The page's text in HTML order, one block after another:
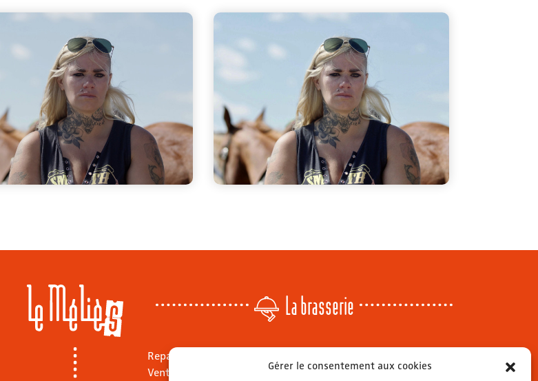
Gérer le consentement aux cookies
La brasserie
Repas sur place
Vente à emporter
Mardi & mercredi: 11h - 00h30